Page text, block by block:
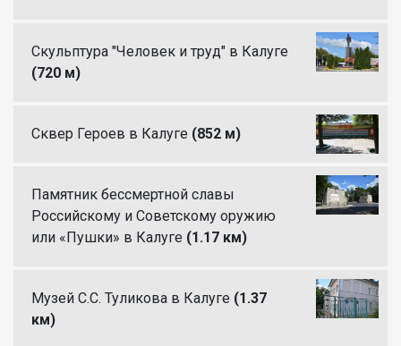
Скульптура "Человек и труд" в Калуге
(720 м)
Сквер Героев в Калуге (852 м)
Памятник бессмертной славы
Российскому и Советскому оружию
или «Пушки» в Калуге (1.17 км)
Музей С.С. Туликова в Калуге (1.37
км)